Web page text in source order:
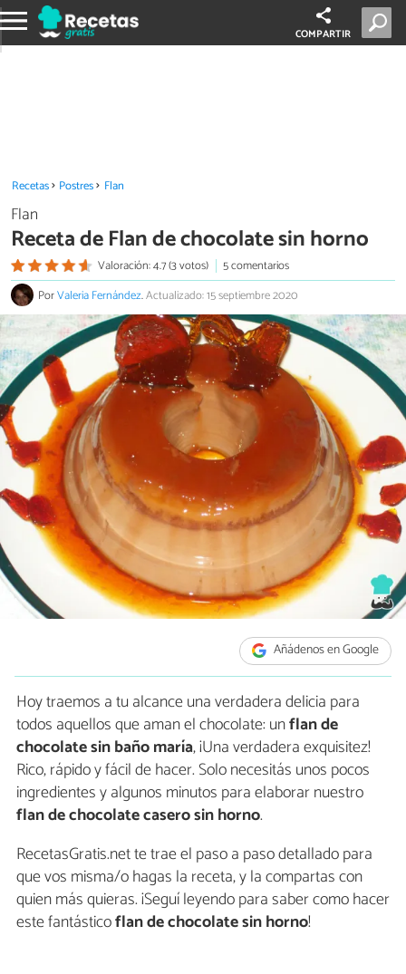
COMPARTIR
Recetas Postres Flan
Flan
Receta de Flan de chocolate sin horno
Valoración: 4.7 (3 votos)
5 comentarios
PorValeria Fernández.Actualizado: 15 septiembre 2020
Añádenos en Google
Hoy traemos a tu alcance una verdadera delicia para
todos aquellos que aman el chocolate: unflan de
chocolate sin baño maría, ¡Una verdadera exquisitez!
Rico, rápido y fácil de hacer. Solo necesitás unos pocos
ingredientes y algunos minutos para elaborar nuestro
flan de chocolate casero sin horno.
RecetasGratis.net te trae el paso a paso detallado para
que vos misma/o hagas la receta, y la compartas con
quien más quieras. ¡Seguí leyendo para saber como hacer
este fantásticoflan de chocolate sin horno!